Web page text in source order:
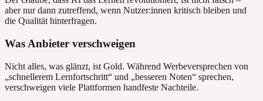
aber nur dann zutreffend, wenn Nutzer:innen kritisch bleiben und
die Qualität hinterfragen.
Was Anbieter verschweigen
Nicht alles, was glänzt, ist Gold. Während Werbeversprechen von
„schnellerem Lernfortschritt“ und „besseren Noten“ sprechen,
verschweigen viele Plattformen handfeste Nachteile.